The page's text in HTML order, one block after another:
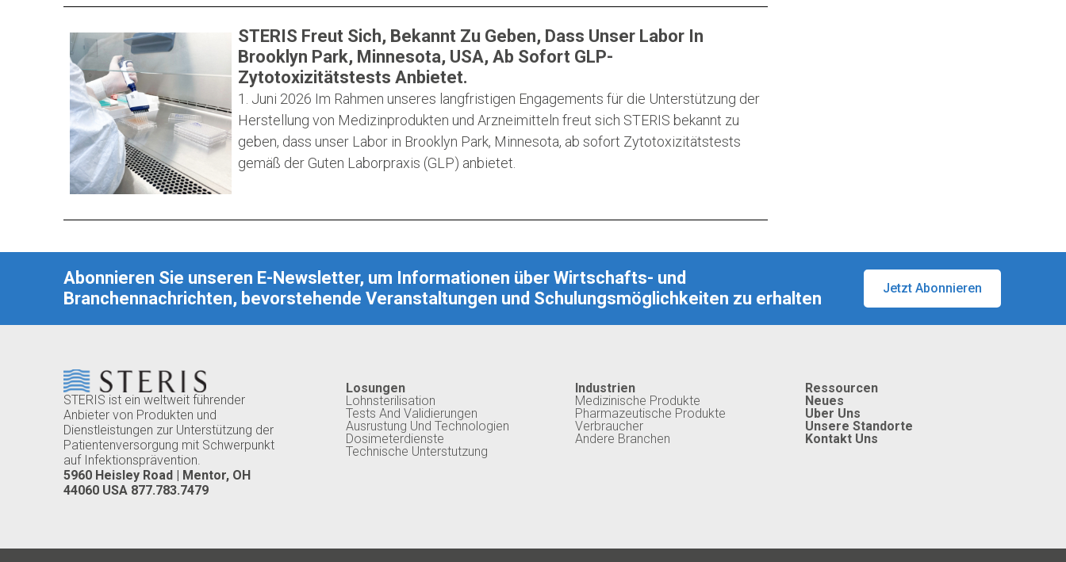
STERIS Freut Sich, Bekannt Zu Geben, Dass Unser Labor In
Brooklyn Park, Minnesota, USA, Ab Sofort GLP-
Zytotoxizitätstests Anbietet.
1. Juni 2026 Im Rahmen unseres langfristigen Engagements für die Unterstützung der
Herstellung von Medizinprodukten und Arzneimitteln freut sich STERIS bekannt zu
geben, dass unser Labor in Brooklyn Park, Minnesota, ab sofort Zytotoxizitätstests
gemäß der Guten Laborpraxis (GLP) anbietet.
Abonnieren Sie unseren E-Newsletter, um Informationen über Wirtschafts- und
Branchennachrichten, bevorstehende Veranstaltungen und Schulungsmöglichkeiten zu erhalten
Jetzt Abonnieren
STERIS ist ein weltweit führender
Anbieter von Produkten und
Dienstleistungen zur Unterstützung der
Patientenversorgung mit Schwerpunkt
auf Infektionsprävention.
5960 Heisley Road | Mentor, OH
44060 USA 877.783.7479
Losungen
Lohnsterilisation
Tests And Validierungen
Ausrustung Und Technologien
Dosimeterdienste
Technische Unterstutzung
Industrien
Medizinische Produkte
Pharmazeutische Produkte
Verbraucher
Andere Branchen
Ressourcen
Neues
Uber Uns
Unsere Standorte
Kontakt Uns